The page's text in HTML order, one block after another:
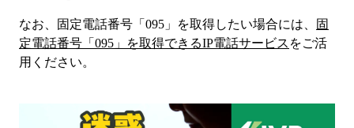
なお、固定電話番号「 095 」を取得したい場合には、
固
定電話番号「 095 」を取得できるIP電話サービス をご活
用ください。